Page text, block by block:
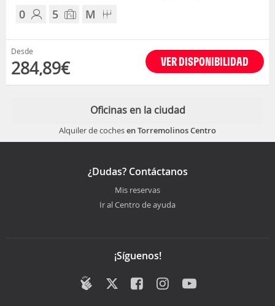
0 5 M
Desde
284,89€ VER DISPONIBILIDAD
Oficinas en la ciudad
Alquiler de cochesen Torremolinos Centro
¿Dudas? Contáctanos
Mis reservas
Ir al Centro de ayuda
¡Síguenos!